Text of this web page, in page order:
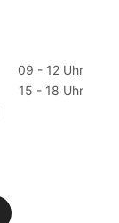
09 - 12 Uhr
15 - 18 Uhr